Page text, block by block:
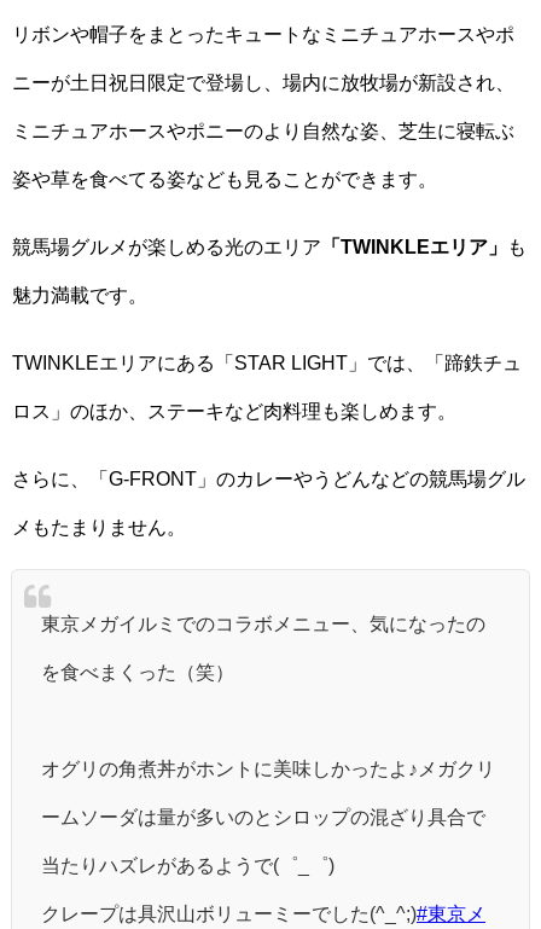
リボンや帽子をまとったキュートなミニチュアホースやポ
ニーが土日祝日限定で登場し、場内に放牧場が新設され、
ミニチュアホースやポニーのより自然な姿、芝生に寝転ぶ
姿や草を食べてる姿なども見ることができます。
競馬場グルメが楽しめる光のエリア 「TWINKLEエリア」 も
魅力満載です。
TWINKLEエリアにある「STAR LIGHT」では、「蹄鉄チュ
ロス」のほか、ステーキなど肉料理も楽しめます。
さらに、「G-FRONT」のカレーやうどんなどの競馬場グル
メもたまりません。
東京メガイルミでのコラボメニュー、気になったの
を食べまくった（笑）
オグリの角煮丼がホントに美味しかったよ♪メガクリ
ームソーダは量が多いのとシロップの混ざり具合で
当たりハズレがあるようで(゜_゜)
クレープは具沢山ボリューミーでした(^_^;)#東京メ